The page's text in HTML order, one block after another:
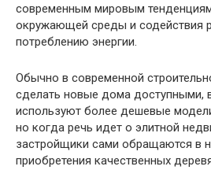
современным мировым
окружающей среды и содействия
потреблению энергии.
Обычно в современной
сделать новые дома доступными,
используют более дешевые
но когда речь идет о элитной
застройщики сами обращаются в
приобретения качественных